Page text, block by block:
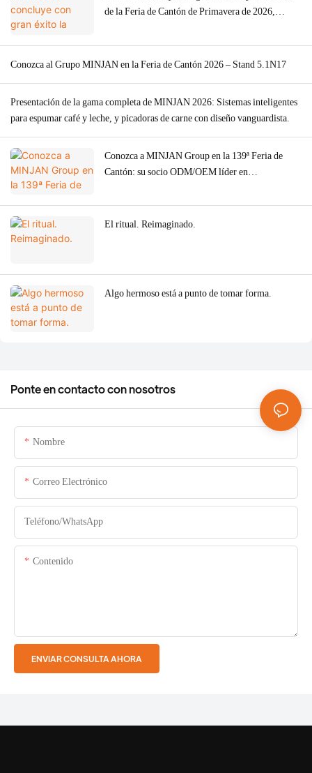
de la Feria de Cantón de Primavera de 2026,
de carne.
Conozca al Grupo MINJAN en la Feria de Cantón 2026 – Stand 5.1N17
Presentación de la gama completa de MINJAN 2026: Sistemas inteligentes
para espumar café y leche, y picadoras de carne con diseño vanguardista.
Conozca a MINJAN Group en la 139ª Feria de
Cantón: su socio ODM/OEM líder en
El ritual. Reimaginado.
Algo hermoso está a punto de tomar forma.
Ponte en contacto con nosotros
Nombre
Correo Electrónico
Teléfono/WhatsApp
Contenido
ENVIAR CONSULTA AHORA